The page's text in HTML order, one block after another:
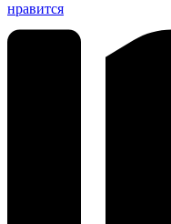
нравится